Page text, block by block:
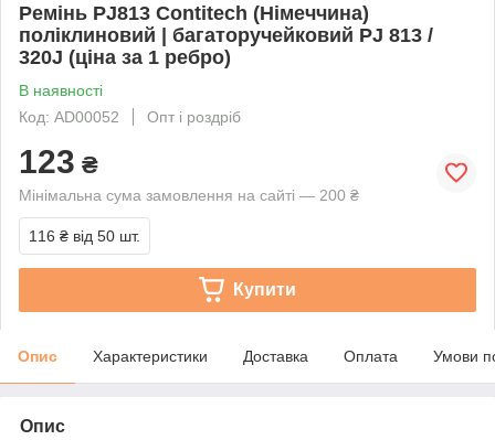
Ремінь PJ813 Contitech (Німеччина)
поліклиновий | багаторучейковий PJ 813 /
320J (ціна за 1 ребро)
В наявності
Код: AD00052
Опт і роздріб
123 ₴
Мінімальна сума замовлення на сайті — 200 ₴
116 ₴ від 50 шт.
Купити
Опис Характеристики Доставка Оплата Умови
Опис